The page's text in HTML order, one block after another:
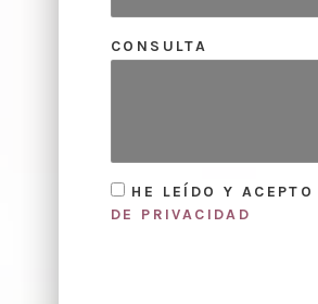
CONSULTA
HE LEÍDO Y ACEPTO
DE PRIVACIDAD